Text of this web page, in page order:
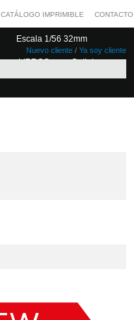
Nuevo cliente / Ya soy cliente
CATÁLOGO IMPRIMIBLE CONTACTO
Escala 1/56 32mm
LIBROS Outlet